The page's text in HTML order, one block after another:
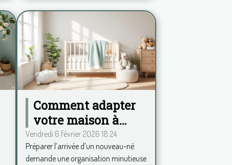
Comment adapter
votre maison à
l'arrivée d'un
nouveau-né?
Vendredi 6 février 2026 18:24
Préparer l’arrivée d’un nouveau-né
demande une organisation minutieuse